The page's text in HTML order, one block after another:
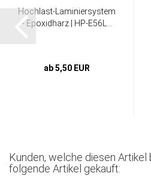
Hochlast-Laminiersystem
- Epoxidharz | HP-E56L...
ab 5,50 EUR
Kunden, welche diesen
folgende Artikel gekauft: